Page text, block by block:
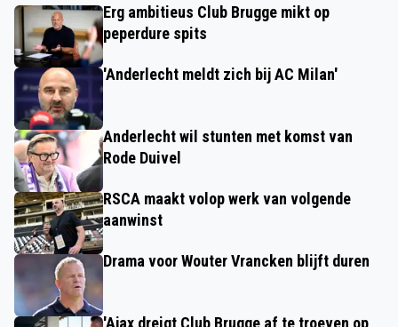
Erg ambitieus Club Brugge mikt op
peperdure spits
'Anderlecht meldt zich bij AC Milan'
Anderlecht wil stunten met komst van
Rode Duivel
RSCA maakt volop werk van volgende
aanwinst
Drama voor Wouter Vrancken blijft duren
'Ajax dreigt Club Brugge af te troeven op